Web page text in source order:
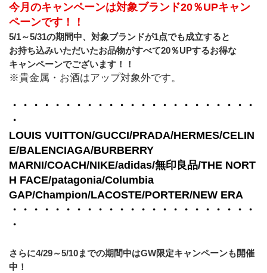
今月のキャンペーンは対象ブランド20％UPキャン
ペーンです！！
5/1～5/31の期間中、対象ブランドが1点でも成立すると
お持ち込みいただいたお品物がすべて20％UPするお得な
キャンペーンでございます！！
※貴金属・お酒はアップ対象外です。
・・・・・・・・・・・・・・・・・・・・・・・
・
LOUIS VUITTON/GUCCI/PRADA/HERMES/CELIN
E/BALENCIAGA/BURBERRY
MARNI/COACH/NIKE/adidas/無印良品/THE NORT
H FACE/patagonia/Columbia
GAP/Champion/LACOSTE/PORTER/NEW ERA
・・・・・・・・・・・・・・・・・・・・・・・
・
さらに4/29～5/10までの期間中はGW限定キャンペーンも開催
中！